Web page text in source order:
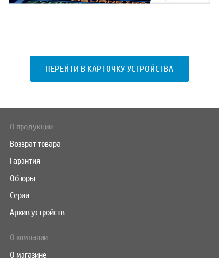
ПЕРЕЙТИ В КАРТОЧКУ УСТРОЙСТВА
О продукции
Возврат товара
Гарантия
Обзоры
Серии
Архив устройств
О компании
О магазине